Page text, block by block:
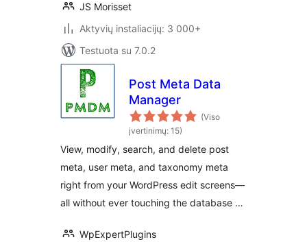
JS Morisset
Aktyvių instaliacijų: 3 000+
Testuota su 7.0.2
Post Meta Data
Manager
(Viso
įvertinimų: 15)
View, modify, search, and delete post
meta, user meta, and taxonomy meta
right from your WordPress edit screens—
all without ever touching the database …
WpExpertPlugins